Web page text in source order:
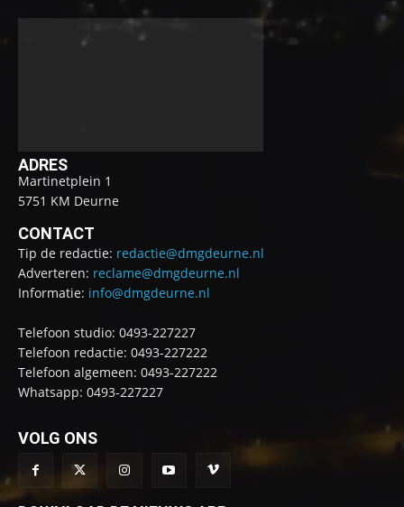
ADRES
Martinetplein 1
5751 KM Deurne
CONTACT
Tip de redactie: redactie@dmgdeurne.nl
Adverteren: reclame@dmgdeurne.nl
Informatie: info@dmgdeurne.nl
Telefoon studio: 0493-227227
Telefoon redactie: 0493-227222
Telefoon algemeen: 0493-227222
Whatsapp: 0493-227227
VOLG ONS